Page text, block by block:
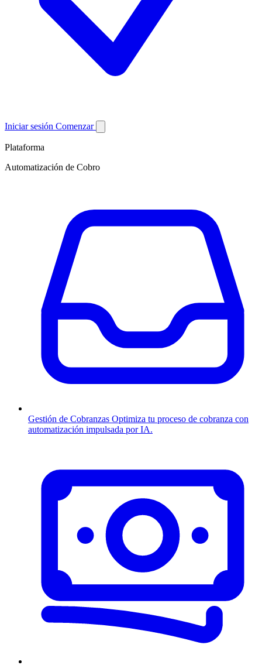
Iniciar sesión Comenzar
Plataforma
Automatización de Cobro
Gestión de Cobranzas Optimiza tu proceso de cobranza con
automatización impulsada por IA.